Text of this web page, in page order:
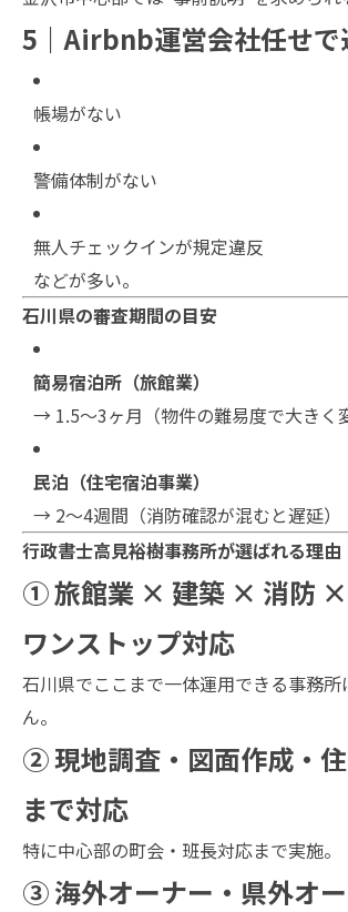
5｜Airbnb運営会社任せで
帳場がない
警備体制がない
無人チェックインが規定違反
などが多い。
石川県の審査期間の目安
簡易宿泊所（旅館業）
→ 1.5〜3ヶ月（物件の難易度で大きく
民泊（住宅宿泊事業）
→ 2〜4週間（消防確認が混むと遅延）
行政書士高見裕樹事務所が選ばれる理由
① 旅館業 × 建築 × 消防 ×
ワンストップ対応
石川県でここまで一体運用できる事務所
ん。
② 現地調査・図面作成・
まで対応
特に中心部の町会・班長対応まで実施。
③ 海外オーナー・県外オ